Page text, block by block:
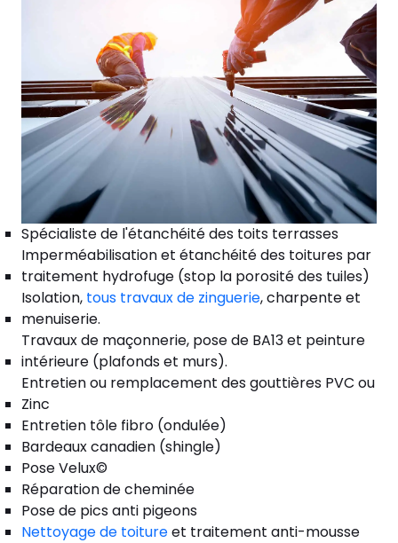
Spécialiste de l'étanchéité des toits terrasses
Imperméabilisation et étanchéité des toitures par
traitement hydrofuge (stop la porosité des tuiles)
Isolation, tous travaux de zinguerie, charpente et
menuiserie.
Travaux de maçonnerie, pose de BA13 et peinture
intérieure (plafonds et murs).
Entretien ou remplacement des gouttières PVC ou
Zinc
Entretien tôle fibro (ondulée)
Bardeaux canadien (shingle)
Pose Velux©
Réparation de cheminée
Pose de pics anti pigeons
Nettoyage de toitureet traitement anti-mousse